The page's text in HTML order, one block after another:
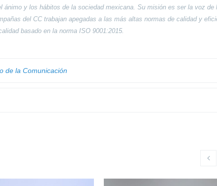
y los hábitos de la sociedad mexicana. Su misión es ser la voz de
del CC trabajan apegadas a las más altas normas de calidad y
basado en la norma ISO 9001:2015.
de la Comunicación